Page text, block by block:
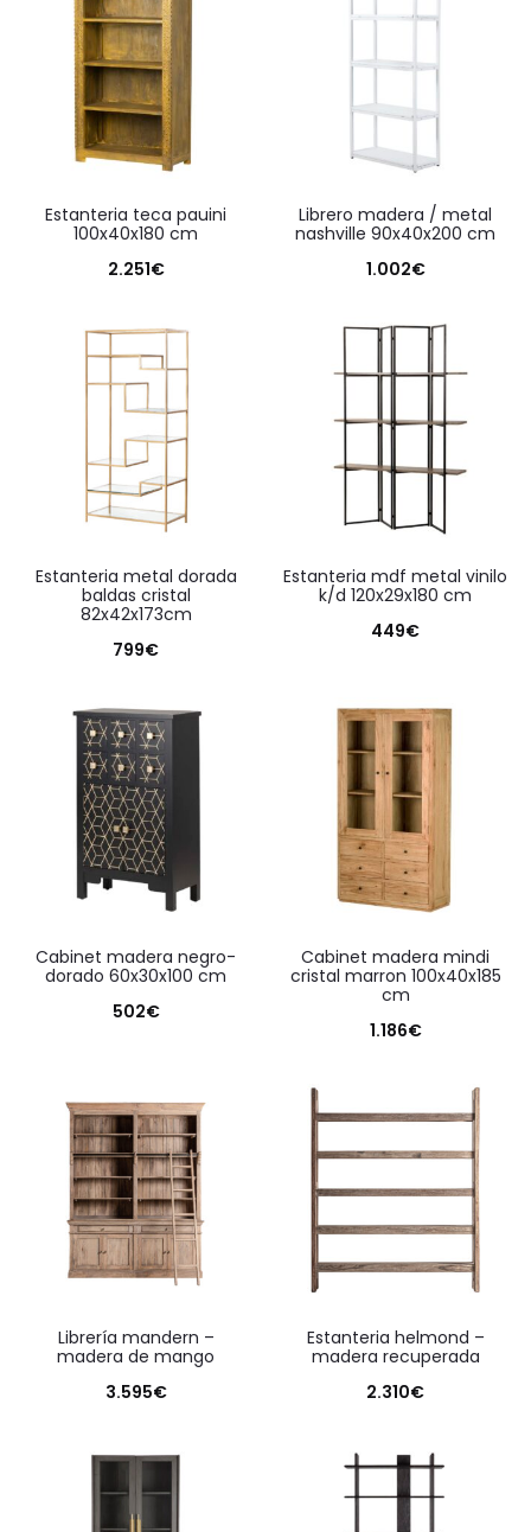
estanteria teca pauini
100x40x180 cm
2.251€
librero madera / metal
nashville 90x40x200 cm
1.002€
estanteria metal dorada
baldas cristal
82x42x173cm
799€
estanteria mdf metal vinilo
k/d 120x29x180 cm
449€
cabinet madera negro-
dorado 60x30x100 cm
502€
cabinet madera mindi
cristal marron 100x40x185
cm
1.186€
librería mandern –
madera de mango
3.595€
estanteria helmond –
madera recuperada
2.310€